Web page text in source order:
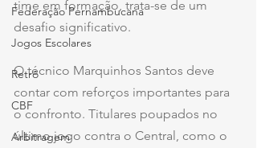
Federação Pernambucana
Jogos Escolares
Retrô
CBF
Arbitragem
time em formação, trata-se de um
desafio significativo.
O técnico Marquinhos Santos deve
contar com reforços importantes para
o confronto. Titulares poupados no
último jogo contra o Central, como o